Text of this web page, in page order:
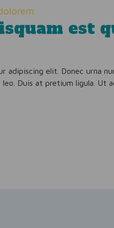
est
adipiscing elit. Donec urna
Duis at pretium ligula. Ut